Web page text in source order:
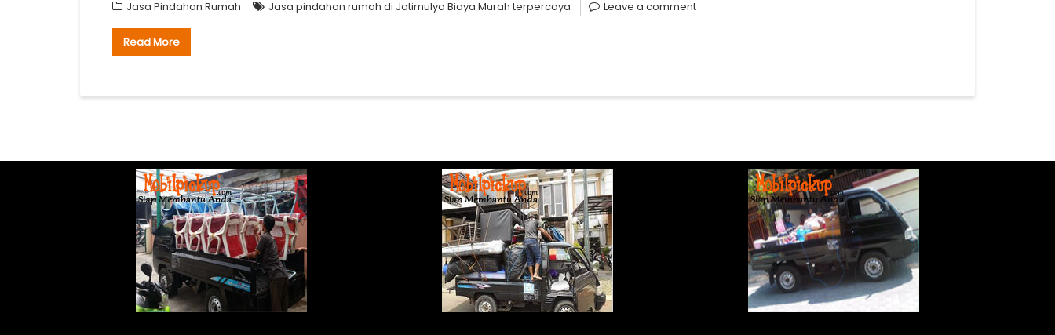
Jasa Pindahan Rumah Jasa pindahan rumah di Jatimulya Biaya Murah terpercaya Leave a comment
Read More